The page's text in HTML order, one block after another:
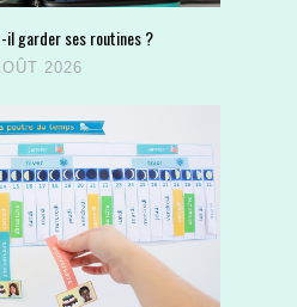
il garder ses routines ?
2026